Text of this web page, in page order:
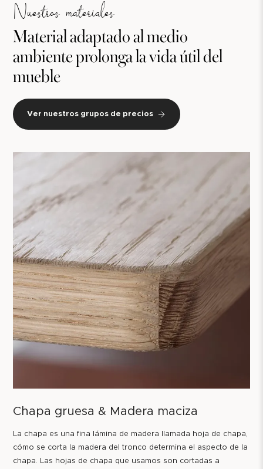
Nuestros materiales
Material adaptado al medio
ambiente prolonga la vida útil del
mueble
Ver nuestros grupos de precios
Chapa gruesa & Madera maciza
La chapa es una fina lámina de madera llamada hoja de chapa,
cómo se corta la madera del tronco determina el aspecto de la
chapa. Las hojas de chapa que usamos son cortadas a